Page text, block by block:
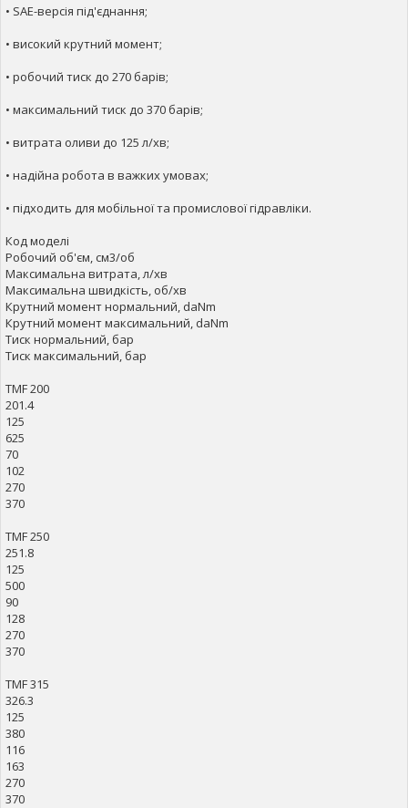
• SAE-версія під'єднання;
• високий крутний момент;
• робочий тиск до 270 барів;
• максимальний тиск до 370 барів;
• витрата оливи до 125 л/хв;
• надійна робота в важких умовах;
• підходить для мобільної та промислової гідравліки.
Код моделі
Робочий об'єм, см3/об
Максимальна витрата, л/хв
Максимальна швидкість, об/хв
Крутний момент нормальний, daNm
Крутний момент максимальний, daNm
Тиск нормальний, бар
Тиск максимальний, бар
TMF 200
201.4
125
625
70
102
270
370
TMF 250
251.8
125
500
90
128
270
370
TMF 315
326.3
125
380
116
163
270
370